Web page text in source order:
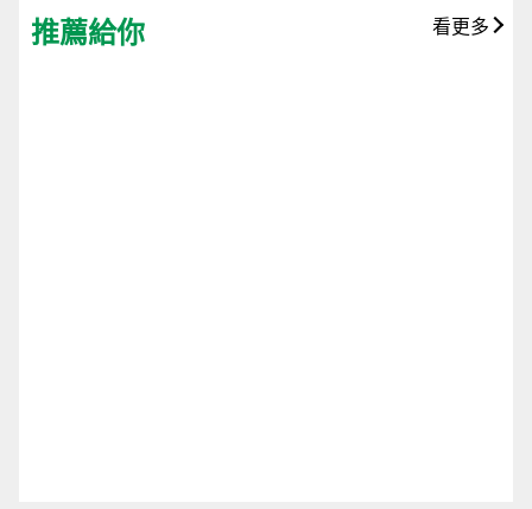
推薦給你 看更多